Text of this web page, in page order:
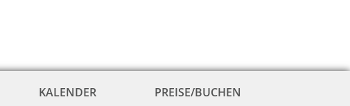
KALENDER PREISE/BUCHEN